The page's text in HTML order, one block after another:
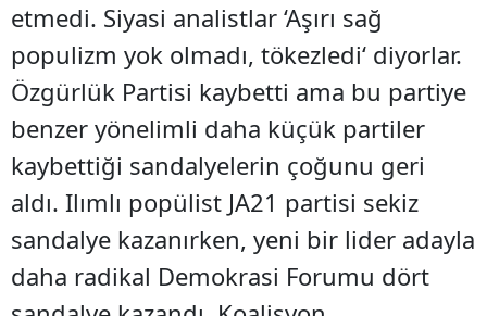
etmedi. Siyasi analistlar ‘Aşırı sağ
populizm yok olmadı, tökezledi‘ diyorlar.
Özgürlük Partisi kaybetti ama bu partiye
benzer yönelimli daha küçük partiler
kaybettiği sandalyelerin çoğunu geri
aldı. Ilımlı popülist JA21 partisi sekiz
sandalye kazanırken, yeni bir lider adayla
daha radikal Demokrasi Forumu dört